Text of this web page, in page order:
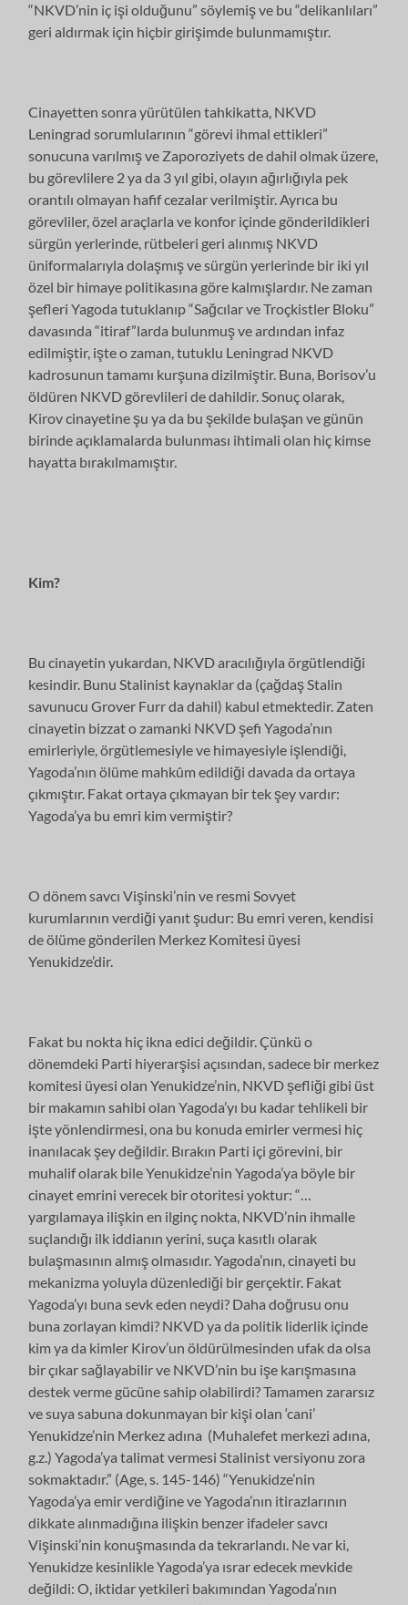
“NKVD’nin iç işi olduğunu” söylemiş ve bu “delikanlıları”
geri aldırmak için hiçbir girişimde bulunmamıştır.
Cinayetten sonra yürütülen tahkikatta, NKVD
Leningrad sorumlularının “görevi ihmal ettikleri”
sonucuna varılmış ve Zaporoziyets de dahil olmak üzere,
bu görevlilere 2 ya da 3 yıl gibi, olayın ağırlığıyla pek
orantılı olmayan hafif cezalar verilmiştir. Ayrıca bu
görevliler, özel araçlarla ve konfor içinde gönderildikleri
sürgün yerlerinde, rütbeleri geri alınmış NKVD
üniformalarıyla dolaşmış ve sürgün yerlerinde bir iki yıl
özel bir himaye politikasına göre kalmışlardır. Ne zaman
şefleri Yagoda tutuklanıp “Sağcılar ve Troçkistler Bloku”
davasında “itiraf”larda bulunmuş ve ardından infaz
edilmiştir, işte o zaman, tutuklu Leningrad NKVD
kadrosunun tamamı kurşuna dizilmiştir. Buna, Borisov’u
öldüren NKVD görevlileri de dahildir. Sonuç olarak,
Kirov cinayetine şu ya da bu şekilde bulaşan ve günün
birinde açıklamalarda bulunması ihtimali olan hiç kimse
hayatta bırakılmamıştır.
Kim?
Bu cinayetin yukardan, NKVD aracılığıyla örgütlendiği
kesindir. Bunu Stalinist kaynaklar da (çağdaş Stalin
savunucu Grover Furr da dahil) kabul etmektedir. Zaten
cinayetin bizzat o zamanki NKVD şefi Yagoda’nın
emirleriyle, örgütlemesiyle ve himayesiyle işlendiği,
Yagoda’nın ölüme mahkûm edildiği davada da ortaya
çıkmıştır. Fakat ortaya çıkmayan bir tek şey vardır:
Yagoda’ya bu emri kim vermiştir?
O dönem savcı Vişinski’nin ve resmi Sovyet
kurumlarının verdiği yanıt şudur: Bu emri veren, kendisi
de ölüme gönderilen Merkez Komitesi üyesi
Yenukidze’dir.
Fakat bu nokta hiç ikna edici değildir. Çünkü o
dönemdeki Parti hiyerarşisi açısından, sadece bir merkez
komitesi üyesi olan Yenukidze’nin, NKVD şefliği gibi üst
bir makamın sahibi olan Yagoda’yı bu kadar tehlikeli bir
işte yönlendirmesi, ona bu konuda emirler vermesi hiç
inanılacak şey değildir. Bırakın Parti içi görevini, bir
muhalif olarak bile Yenukidze’nin Yagoda’ya böyle bir
cinayet emrini verecek bir otoritesi yoktur: “…
yargılamaya ilişkin en ilginç nokta, NKVD’nin ihmalle
suçlandığı ilk iddianın yerini, suça kasıtlı olarak
bulaşmasının almış olmasıdır. Yagoda’nın, cinayeti bu
mekanizma yoluyla düzenlediği bir gerçektir. Fakat
Yagoda’yı buna sevk eden neydi? Daha doğrusu onu
buna zorlayan kimdi? NKVD ya da politik liderlik içinde
kim ya da kimler Kirov’un öldürülmesinden ufak da olsa
bir çıkar sağlayabilir ve NKVD’nin bu işe karışmasına
destek verme gücüne sahip olabilirdi? Tamamen zararsız
ve suya sabuna dokunmayan bir kişi olan ‘cani’
Yenukidze’nin Merkez adına (Muhalefet merkezi adına,
g.z.) Yagoda’ya talimat vermesi Stalinist versiyonu zora
sokmaktadır.” (Age, s. 145-146) “Yenukidze’nin
Yagoda’ya emir verdiğine ve Yagoda’nın itirazlarının
dikkate alınmadığına ilişkin benzer ifadeler savcı
Vişinski’nin konuşmasında da tekrarlandı. Ne var ki,
Yenukidze kesinlikle Yagoda’ya ısrar edecek mevkide
değildi: O, iktidar yetkileri bakımından Yagoda’nın